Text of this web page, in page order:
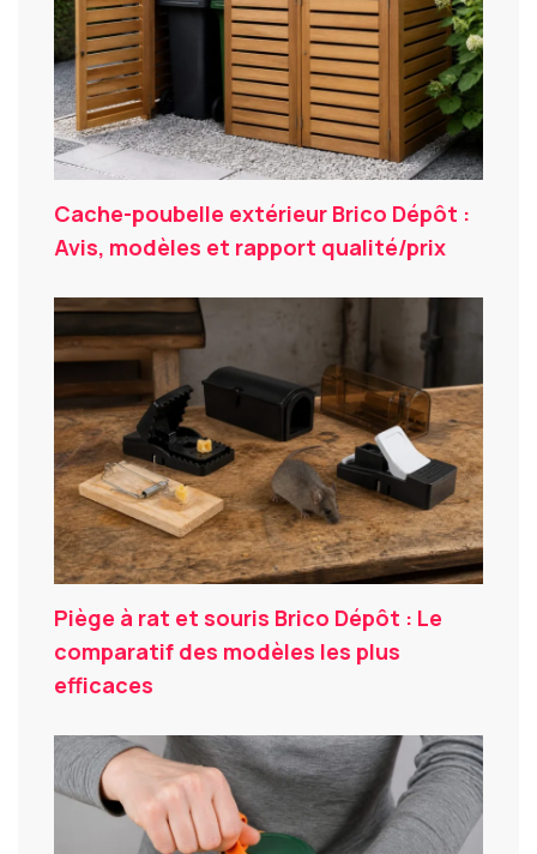
Cache-poubelle extérieur Brico Dépôt :
Avis, modèles et rapport qualité/prix
Piège à rat et souris Brico Dépôt : Le
comparatif des modèles les plus
efficaces